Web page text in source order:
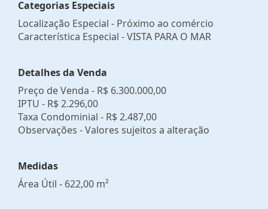
Categorias Especiais
Localização Especial - Próximo ao comércio
Característica Especial - VISTA PARA O MAR
Detalhes da Venda
Preço de Venda - R$ 6.300.000,00
IPTU - R$ 2.296,00
Taxa Condominial - R$ 2.487,00
Observações - Valores sujeitos a alteração
Medidas
Área Útil - 622,00 m²